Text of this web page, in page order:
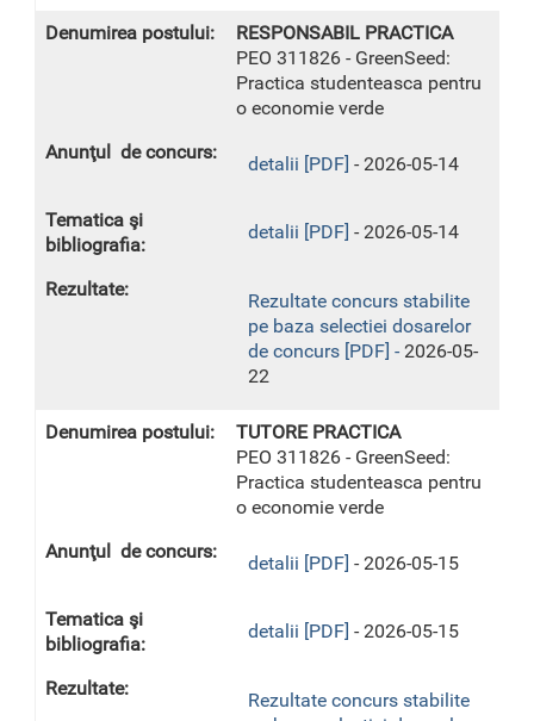
RESPONSABIL PRACTICA
PEO 311826 - GreenSeed:
Practica studenteasca pentru
o economie verde
detalii [PDF] - 2026-05-14
detalii [PDF] - 2026-05-14
Rezultate concurs stabilite
pe baza selectiei dosarelor
de concurs [PDF] - 2026-05-
22
TUTORE PRACTICA
PEO 311826 - GreenSeed:
Practica studenteasca pentru
o economie verde
detalii [PDF] - 2026-05-15
detalii [PDF] - 2026-05-15
Rezultate concurs stabilite